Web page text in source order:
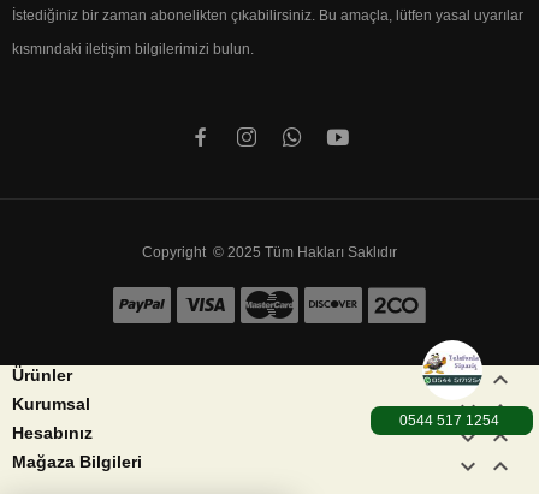
İstediğiniz bir zaman abonelikten çıkabilirsiniz. Bu amaçla, lütfen yasal uyarılar
kısmındaki iletişim bilgilerimizi bulun.
Copyright © 2025 Tüm Hakları Saklıdır
Ürünler  
Kurumsal 
Hesabınız 
Mağaza Bilgileri keyboard_arrow_down keyboard_arrow_up
0544 517 1254